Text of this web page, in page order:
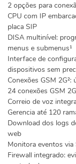
2 opções para
CPU com IP
placa SIP
DISA multinível:
menus e submenus¹
Interface de
dispositivos sem
Conexões GSM
24 conexões GSM
Correio de voz
Gerencia até 120
Download dos logs
web
Monitora eventos
Firewall integrado: